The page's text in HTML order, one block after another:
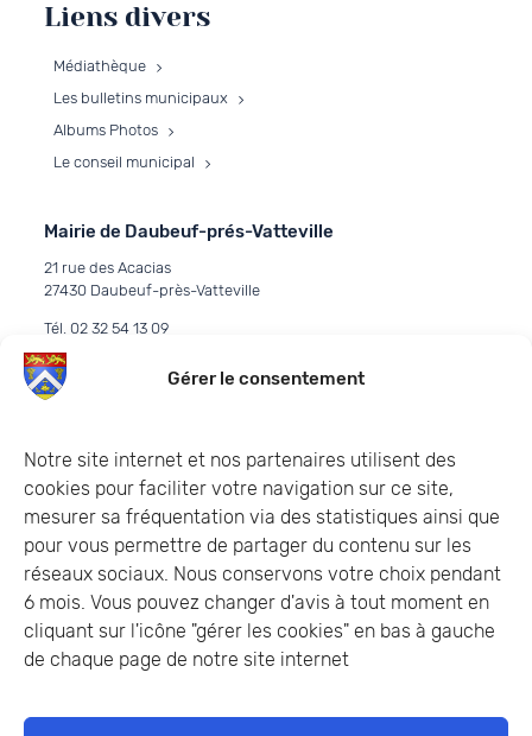
Gérer le consentement
Notre site internet et nos partenaires utilisent des
cookies pour faciliter votre navigation sur ce site,
mesurer sa fréquentation via des statistiques ainsi que
pour vous permettre de partager du contenu sur les
réseaux sociaux. Nous conservons votre choix pendant
6 mois. Vous pouvez changer d'avis à tout moment en
cliquant sur l'icône "gérer les cookies" en bas à gauche
de chaque page de notre site internet
Liens divers
Médiathèque
Les bulletins municipaux
Albums Photos
Le conseil municipal
Mairie de Daubeuf-prés-Vatteville
21 rue des Acacias
27430 Daubeuf-près-Vatteville
Tél. 02 32 54 13 09
E-mail :
Contacter la mairie
Horaires d’ouverture
Les permanences de la mairie:
Les mardis et vendredis
de 17h00 à 19h00
En cas d’urgence au:
06.86.90.95.37